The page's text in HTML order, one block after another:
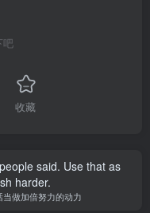
吧
收藏
said. Use that as
harder.
做加倍努力的动力